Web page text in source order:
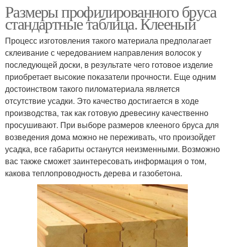
Размеры профилированного бруса
стандартные таблица. Клееный
Процесс изготовления такого материала предполагает
склеивание с чередованием направления волосок у
последующей доски, в результате чего готовое изделие
приобретает высокие показатели прочности. Еще одним
достоинством такого пиломатериала является
отсутствие усадки. Это качество достигается в ходе
производства, так как готовую древесину качественно
просушивают. При выборе размеров клееного бруса для
возведения дома можно не переживать, что произойдет
усадка, все габариты останутся неизменными. Возможно
вас также сможет заинтересовать информация о том,
какова теплопроводность дерева и газобетона.